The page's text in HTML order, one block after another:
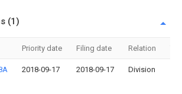
(1)
Priority date Filing date Relation
2018-09-17 2018-09-17 Division